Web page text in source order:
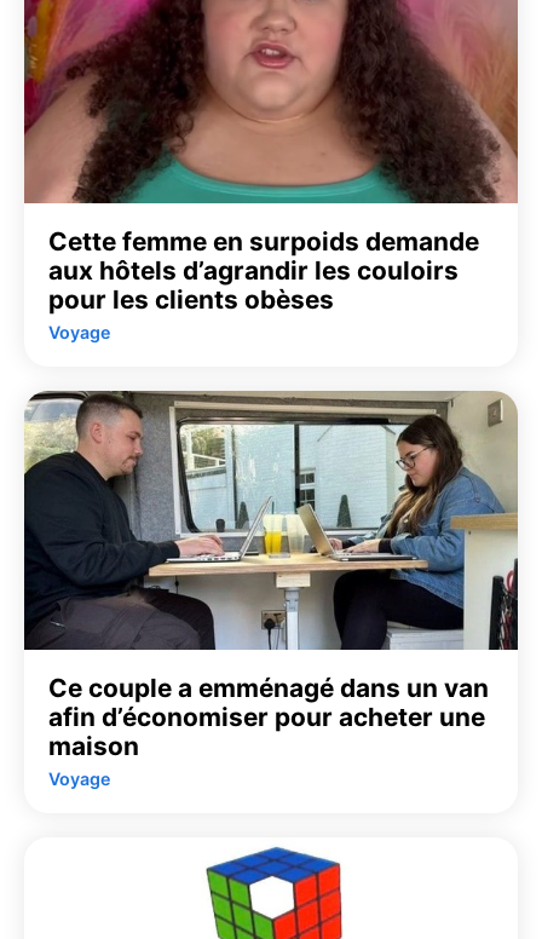
Cette femme en surpoids demande
aux hôtels d’agrandir les couloirs
pour les clients obèses
Voyage
Ce couple a emménagé dans un van
afin d’économiser pour acheter une
maison
Voyage